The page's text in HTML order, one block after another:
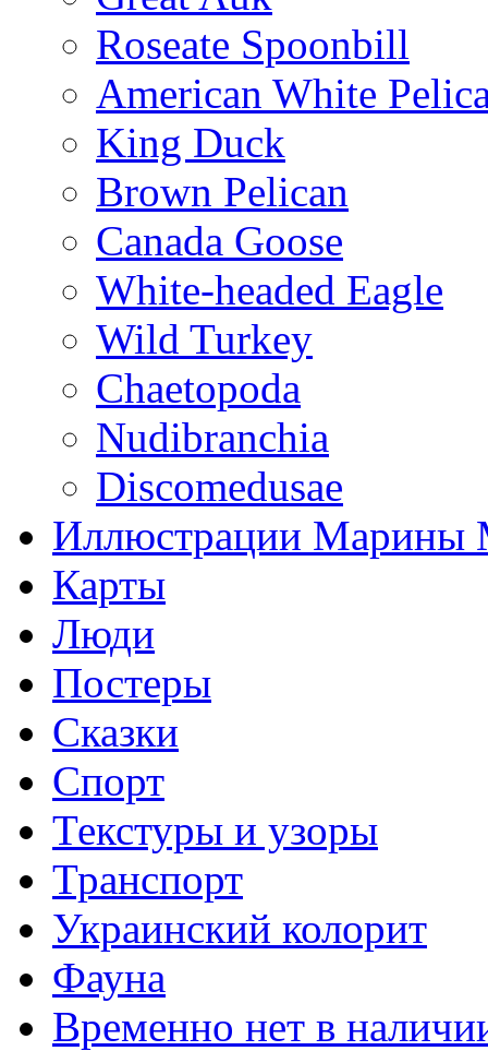
Roseate Spoonbill
American White
King Duck
Brown Pelican
Canada Goose
White-headed Eagle
Wild Turkey
Chaetopoda
Nudibranchia
Discomedusae
Иллюстрации Марины
Карты
Люди
Постеры
Сказки
Спорт
Текстуры и узоры
Транспорт
Украинский колорит
Фауна
Временно нет в